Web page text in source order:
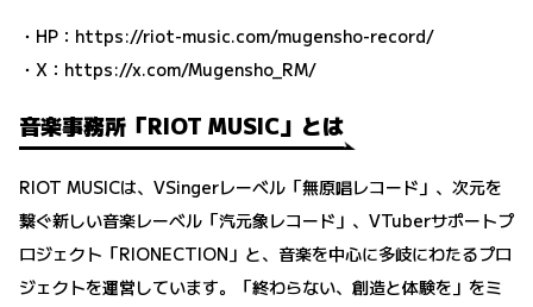
・HP： https://riot-music.com/mugensho-record/
・X： https://x.com/Mugensho_RM/
音楽事務所「RIOT MUSIC」とは
RIOT MUSICは、VSingerレーベル「無原唱レコード」、次元を
繋ぐ新しい音楽レーベル「汽元象レコード」、VTuberサポートプ
ロジェクト「RIONECTION」と、音楽を中心に多岐にわたるプロ
ジェクトを運営しています。「終わらない、創造と体験を」をミ